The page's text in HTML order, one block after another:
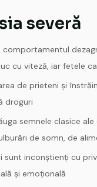
severă
comportamentul
cu viteză, iar fetele
de prieteni și
droguri
semnele clasice
de somn, de
sunt inconştienţi cu
şi emoţională